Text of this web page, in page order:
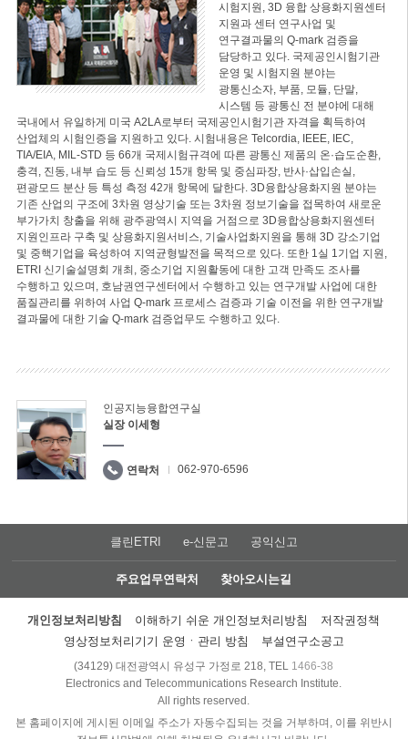
시험지원, 3D 융합 상용화지원센터
지원과 센터 연구사업 및
연구결과물의 Q-mark 검증을
담당하고 있다. 국제공인시험기관
운영 및 시험지원 분야는
광통신소자, 부품, 모듈, 단말,
시스템 등 광통신 전 분야에 대해
국내에서 유일하게 미국 A2LA로부터 국제공인시험기관 자격을 획득하여
산업체의 시험인증을 지원하고 있다. 시험내용은 Telcordia, IEEE, IEC,
TIA/EIA, MIL-STD 등 66개 국제시험규격에 따른 광통신 제품의 온·습도순환,
충격, 진동, 내부 습도 등 신뢰성 15개 항목 및 중심파장, 반사·삽입손실,
편광모드 분산 등 특성 측정 42개 항목에 달한다. 3D융합상용화지원 분야는
기존 산업의 구조에 3차원 영상기술 또는 3차원 정보기술을 접목하여 새로운
부가가치 창출을 위해 광주광역시 지역을 거점으로 3D융합상용화지원센터
지원인프라 구축 및 상용화지원서비스, 기술사업화지원을 통해 3D 강소기업
및 중핵기업을 육성하여 지역균형발전을 목적으로 있다. 또한 1실 1기업 지원,
ETRI 신기술설명회 개최, 중소기업 지원활동에 대한 고객 만족도 조사를
수행하고 있으며, 호남권연구센터에서 수행하고 있는 연구개발 사업에 대한
품질관리를 위하여 사업 Q-mark 프로세스 검증과 기술 이전을 위한 연구개발
결과물에 대한 기술 Q-mark 검증업무도 수행하고 있다.
인공지능융합연구실
실장 이세형
연락처 062-970-6596
클린ETRI e-신문고 공익신고
주요업무연락처 찾아오시는길
개인정보처리방침 이해하기 쉬운 개인정보처리방침
저작권정책
영상정보처리기기 운영ㆍ관리 방침
부설연구소공고
(34129) 대전광역시 유성구 가정로 218, TEL 1466-38
Electronics and Telecommunications Research Institute.
All rights reserved.
본 홈페이지에 게시된 이메일 주소가 자동수집되는 것을 거부하며, 이를 위반시